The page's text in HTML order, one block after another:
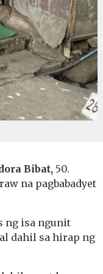
Bibat, 50.
na pagbabadyet
ng isa ngunit
dahil sa hirap ng